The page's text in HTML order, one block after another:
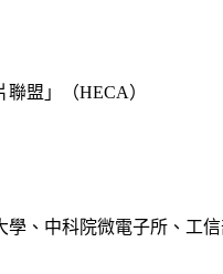
盟」（HECA）
、中科院微電子所、工